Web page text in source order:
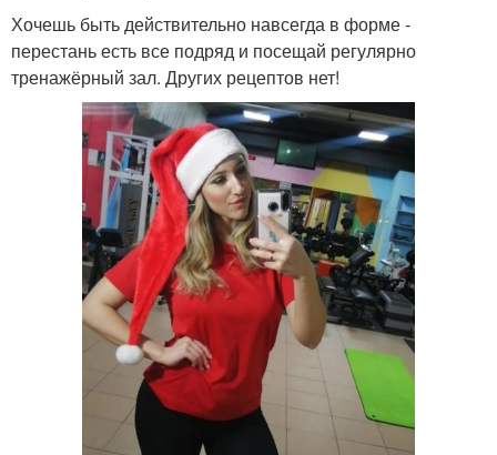
Хочешь быть действительно навсегда в форме -
перестань есть все подряд и посещай регулярно
тренажёрный зал. Других рецептов нет!